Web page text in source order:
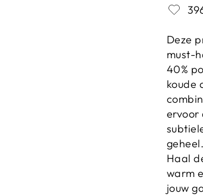
Deze
must-
40%
koude
ervoor
Haal
warm
jouw